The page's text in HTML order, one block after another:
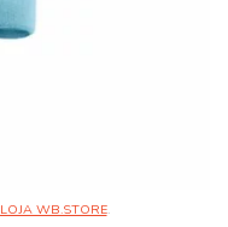
LOJA WB.STORE.